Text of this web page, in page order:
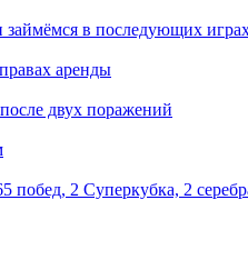
в последующих
аренды
двух поражений
2 Суперкубка, 2